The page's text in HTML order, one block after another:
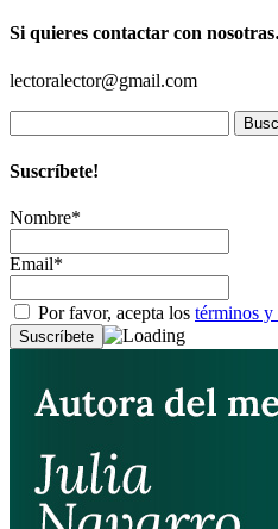
Si quieres contactar con
lectoralector@gmail.com
Suscríbete!
Nombre*
Email*
Por favor, acepta los términos y